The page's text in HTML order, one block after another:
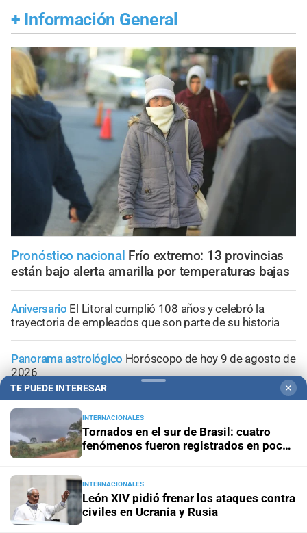
+ Información General
Pronóstico nacional Frío extremo: 13 provincias
están bajo alerta amarilla por temperaturas bajas
Aniversario El Litoral cumplió 108 años y celebró la
trayectoria de empleados que son parte de su historia
Panorama astrológico Horóscopo de hoy 9 de agosto de
2026
Horóscopo del día
agosto de 2026
Horóscopo del día
de agosto de 2026
TE PUEDE INTERESAR ✕
INTERNACIONALES
Tornados en el sur de Brasil: cuatro
fenómenos fueron registrados en pocos
INTERNACIONALES
León XIV pidió frenar los ataques contra
civiles en Ucrania y Rusia